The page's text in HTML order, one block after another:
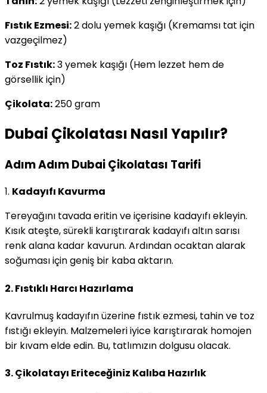
Fıstık Ezmesi:2 dolu yemek kaşığı (Kremamsı tat için
vazgeçilmez)
Toz Fıstık:3 yemek kaşığı (Hem lezzet hem de
görsellik için)
Çikolata:250 gram
Dubai Çikolatası Nasıl Yapılır?
Adım Adım Dubai Çikolatası Tarifi
1. Kadayıfı Kavurma
Tereyağını tavada eritin ve içerisine kadayıfı ekleyin.
Kısık ateşte, sürekli karıştırarak kadayıfı altın sarısı
renk alana kadar kavurun. Ardından ocaktan alarak
soğuması için geniş bir kaba aktarın.
2.Fıstıklı Harcı Hazırlama
Kavrulmuş kadayıfın üzerine fıstık ezmesi, tahin ve toz
fıstığı ekleyin. Malzemeleri iyice karıştırarak homojen
bir kıvam elde edin. Bu, tatlımızın dolgusu olacak.
3.Çikolatayı Eriteceğiniz Kalıba Hazırlık